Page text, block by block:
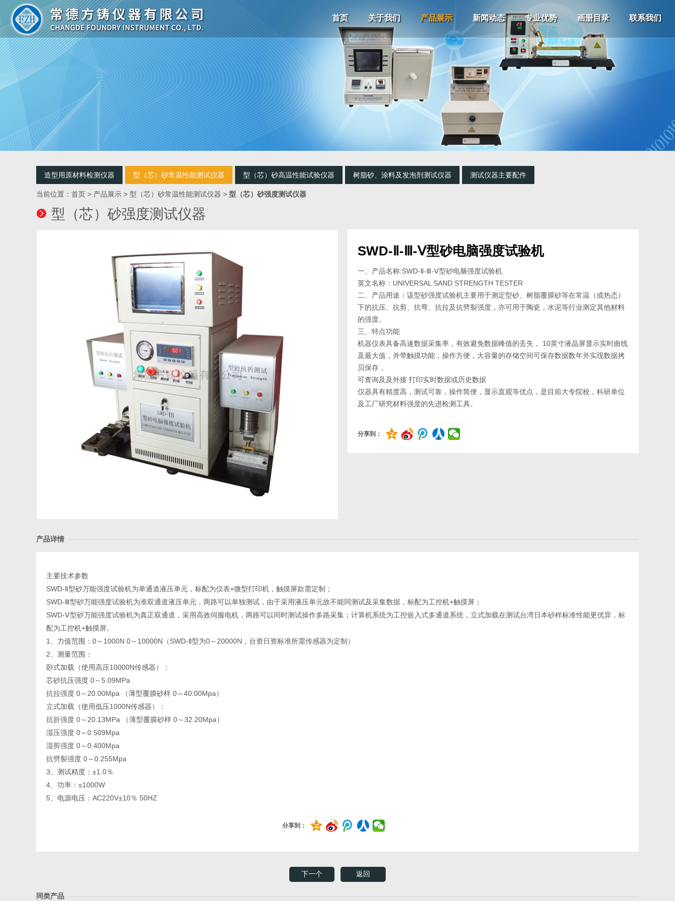
首页 关于我们 产品展示 新闻动态 专业优势 画册目录 联系我们
造型用原材料检测仪器 型（芯）砂常温性能测试仪器 型（芯）砂高温性能试验仪器 树脂砂、涂料及发泡剂测试仪器 测试仪器主要配件
当前位置： 首页 > 产品展示 > 型（芯）砂常温性能测试仪器 > 型（芯）砂强度测试仪器
型（芯）砂强度测试仪器
SWD-Ⅱ-Ⅲ-Ⅴ型砂电脑强度试验机
一、产品名称:SWD-Ⅱ-Ⅲ-Ⅴ型砂电脑强度试验机
英文名称：UNIVERSAL SAND STRENGTH TESTER
二、产品用途：该型砂强度试验机主要用于测定型砂、树脂覆膜砂等在常温（或热态）
下的抗压、抗剪、抗弯、抗拉及抗劈裂强度，亦可用于陶瓷，水泥等行业测定其他材料
的强度。
三、特点功能
机器仪表具备高速数据采集率，有效避免数据峰值的丢失， 10英寸液晶屏显示实时曲线
及最大值，并带触摸功能，操作方便，大容量的存储空间可保存数据数年并实现数据拷
贝保存，
可查询及及外接 打印实时数据或历史数据
仪器具有精度高，测试可靠，操作简便，显示直观等优点，是目前大专院校，科研单位
及工厂研究材料强度的先进检测工具。
分享到：
产品详情
主要技术参数
SWD-Ⅱ型砂万能强度试验机为单通道液压单元，标配为仪表+微型打印机，触摸屏款需定制；
SWD-Ⅲ型砂万能强度试验机为准双通道液压单元，两路可以单独测试，由于采用液压单元故不能同测试及采集数据，标配为工控机+触摸屏；
SWD-Ⅴ型砂万能强度试验机为真正双通道，采用高效伺服电机，两路可以同时测试操作多路采集；计算机系统为工控嵌入式多通道系统，立式加载在测试台湾日本砂样标准性能更优异，标
配为工控机+触摸屏。
1、力值范围：0～1000N 0～10000N（SWD-Ⅱ型为0～20000N，台资日资标准所需传感器为定制）
2、测量范围：
卧式加载（使用高压10000N传感器）：
芯砂抗压强度 0～5.09MPa
抗拉强度 0～20.00Mpa （薄型覆膜砂样 0～40.00Mpa）
立式加载（使用低压1000N传感器）：
抗折强度 0～20.13MPa （薄型覆膜砂样 0～32.20Mpa）
湿压强度 0～0.509Mpa
湿剪强度 0～0.400Mpa
抗劈裂强度 0～0.255Mpa
3、测试精度：±1.0％
4、功率：≤1000W
5、电源电压：AC220V±10％ 50HZ
分享到：
下一个 返回
同类产品